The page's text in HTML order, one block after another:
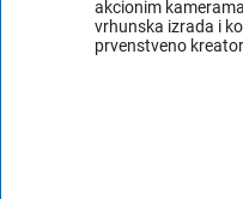
akcionim
vrhunska izrada i
prvenstveno